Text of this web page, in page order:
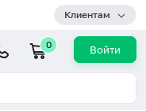
Клиентам
0 Войти